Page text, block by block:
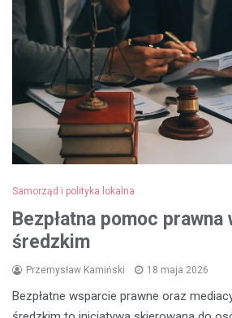
Samorząd i polityka lokalna
Bezpłatna pomoc prawna
średzkim
Przemysław Kamiński 18 maja 2026
Bezpłatne wsparcie prawne oraz